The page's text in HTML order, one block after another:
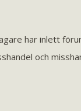
har inlett
och